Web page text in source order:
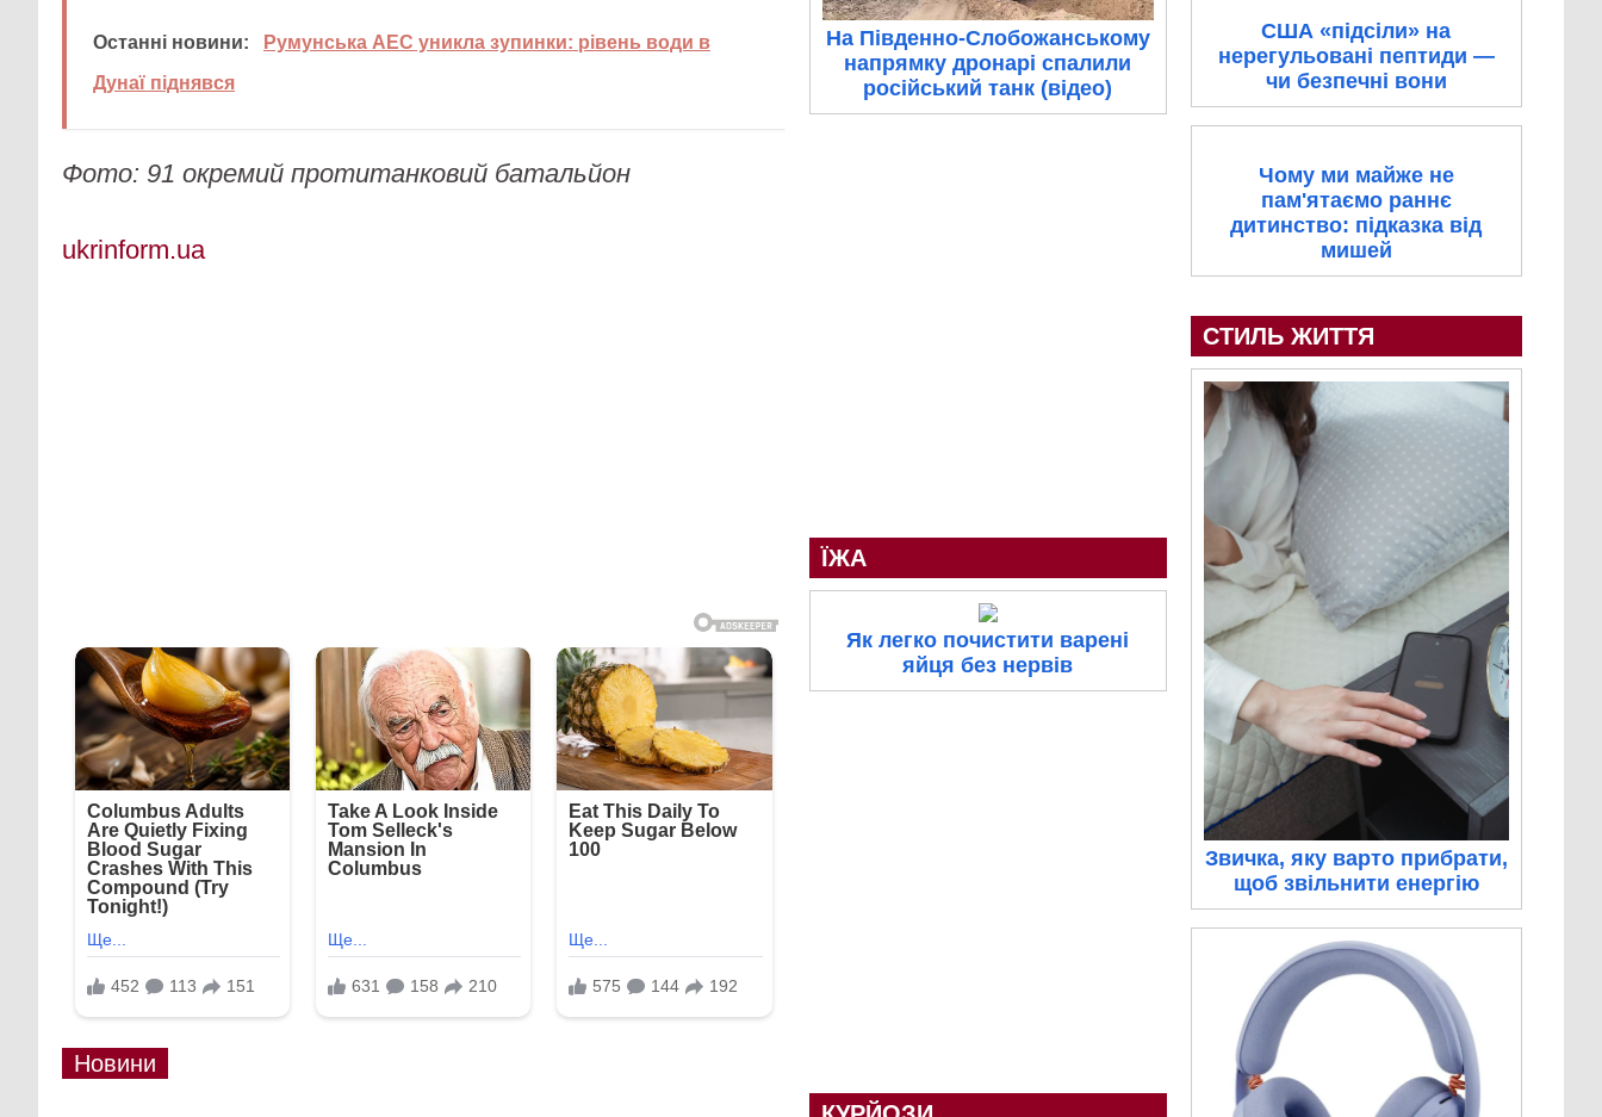
Останні новини:
Румунська АЕС уникла зупинки: рівень води в
Дунаї піднявся
Фото: 91 окремий протитанковий батальйон
ukrinform.ua
Новини
На Південно-Слобожанському
напрямку дронарі спалили
російський танк (відео)
ЇЖА
Як легко почистити варені
яйця без нервів
США «підсіли» на
нерегульовані пептиди —
чи безпечні вони
Чому ми майже не
пам'ятаємо раннє
дитинство: підказка від
мишей
СТИЛЬ ЖИТТЯ
Звичка, яку варто прибрати,
щоб звільнити енергію